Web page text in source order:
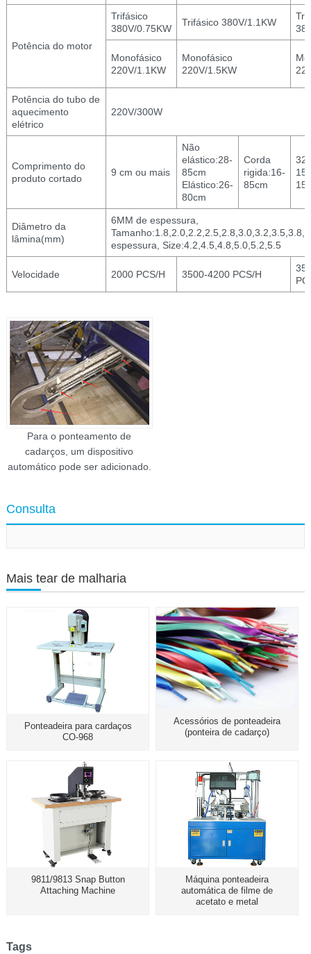
Potência do motor
Trifásico
380V/0.75KW
Trifásico 380V/1.1KW
Monofásico
220V/1.1KW
Monofásico
220V/1.5KW
Potência do tubo de
aquecimento
elétrico
220V/300W
Comprimento do
produto cortado
9 cm ou mais
Não
elástico:28-
85cm
Elástico:26-
80cm
Corda
rigida:16-
85cm
32-
Diâmetro da
lâmina(mm)
6MM de espessura,
espessura, Size:4.2,4.5,4.8,5.0,5.2,5.5
Velocidade 2000 PCS/H 3500-4200 PCS/H
Para o ponteamento de
cadarços, um dispositivo
automático pode ser adicionado.
Consulta
Mais tear de malharia
Ponteadeira para cardaços
CO-968
Acessórios de ponteadeira
(ponteira de cadarço)
9811/9813 Snap Button
Attaching Machine
Máquina ponteadeira
automática de filme de
acetato e metal
Tags